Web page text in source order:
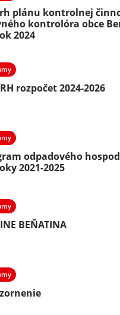
plánu kontrolnej
kontrolóra obce
2024
rozpočet 2024-2026
odpadového
2021-2025
BEŇATINA